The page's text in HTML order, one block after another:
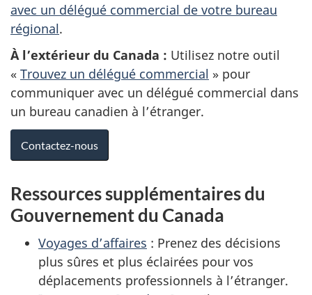
avec un délégué commercial de votre bureau
régional.
À l’extérieur du Canada : Utilisez notre outil
« Trouvez un délégué commercial » pour
communiquer avec un délégué commercial dans
un bureau canadien à l’étranger.
Contactez-nous
Ressources supplémentaires du
Gouvernement du Canada
Voyages d’affaires : Prenez des décisions
plus sûres et plus éclairées pour vos
déplacements professionnels à l’étranger.